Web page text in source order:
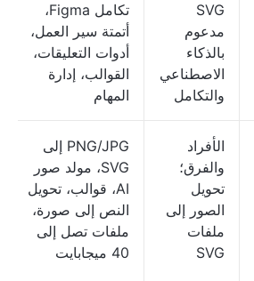
SVG
مدعوم
بالذكاء
الاصطناعي
والتكامل
تكامل Figma،
أتمتة سير العمل،
أدوات التعليقات،
القوالب، إدارة
المهام
الأفراد
والفرق؛
تحويل
الصور إلى
ملفات
SVG
PNG/JPG إلى
SVG، مولد صور
AI، قوالب، تحويل
النص إلى صورة،
ملفات تصل إلى
40 ميجابايت